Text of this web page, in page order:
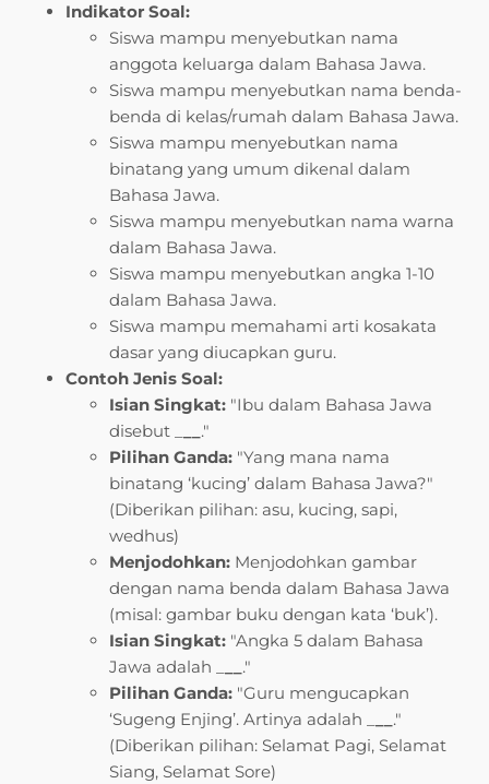
Indikator Soal:
Siswa mampu menyebutkan nama
anggota keluarga dalam Bahasa Jawa.
Siswa mampu menyebutkan nama benda-
benda di kelas/rumah dalam Bahasa Jawa.
Siswa mampu menyebutkan nama
binatang yang umum dikenal dalam
Bahasa Jawa.
Siswa mampu menyebutkan nama warna
dalam Bahasa Jawa.
Siswa mampu menyebutkan angka 1-10
dalam Bahasa Jawa.
Siswa mampu memahami arti kosakata
dasar yang diucapkan guru.
Contoh Jenis Soal:
Isian Singkat: "Ibu dalam Bahasa Jawa
disebut _
."
Pilihan Ganda: "Yang mana nama
binatang ‘kucing’ dalam Bahasa Jawa?"
(Diberikan pilihan: asu, kucing, sapi,
wedhus)
Menjodohkan: Menjodohkan gambar
dengan nama benda dalam Bahasa Jawa
(misal: gambar buku dengan kata ‘buk’).
Isian Singkat: "Angka 5 dalam Bahasa
Jawa adalah _
."
Pilihan Ganda: "Guru mengucapkan
‘Sugeng Enjing’. Artinya adalah _
."
(Diberikan pilihan: Selamat Pagi, Selamat
Siang, Selamat Sore)